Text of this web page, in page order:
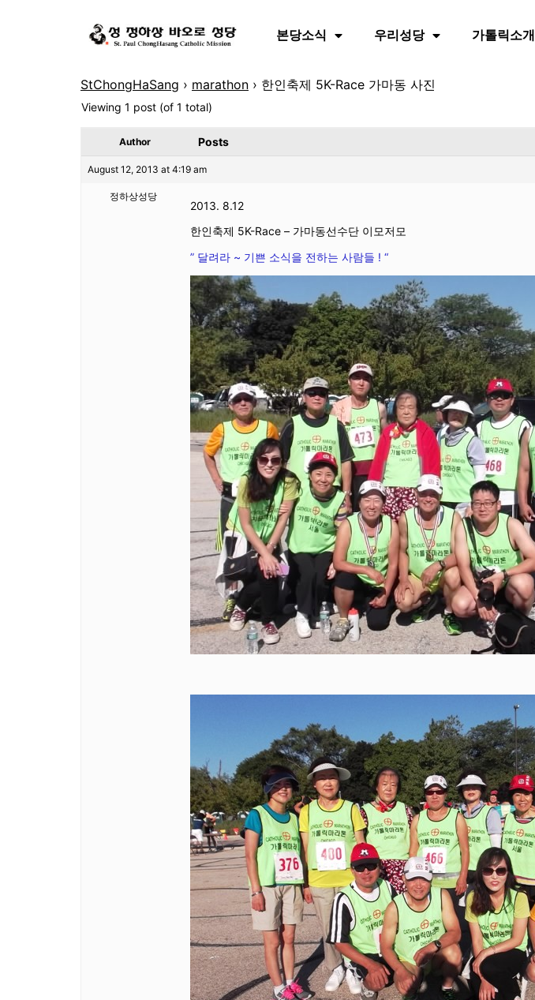
본당소식 우리성당 가톨릭소개
StChongHaSang › marathon › 한인축제 5K-Race 가마동 사진
Viewing 1 post (of 1 total)
Author Posts
August 12, 2013 at 4:19 am
정하상성당
2013. 8.12
한인축제 5K-Race – 가마동선수단 이모저모
” 달려라 ~ 기쁜 소식을 전하는 사람들 ! “